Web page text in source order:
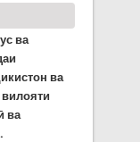
ва
ва
ва